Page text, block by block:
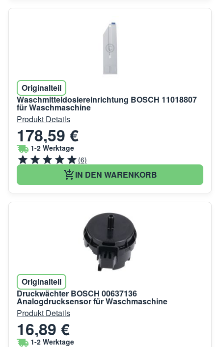
Originalteil
Waschmitteldosiereinrichtung BOSCH 11018807
für Waschmaschine
Produkt Details
178,59 €
1-2 Werktage
(6)
IN DEN WARENKORB
Originalteil
Druckwächter BOSCH 00637136
Analogdrucksensor für Waschmaschine
Produkt Details
16,89 €
1-2 Werktage